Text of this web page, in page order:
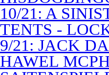
10/21: A
TENTS -
9/21: JACK
HAWEL